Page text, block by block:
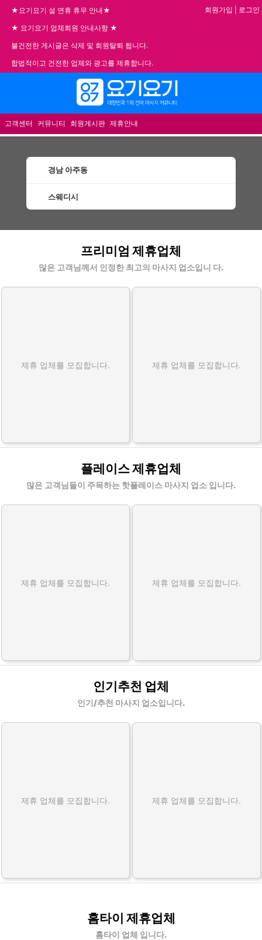
★요기요기 설 연휴 휴무 안내★
★ 요기요기 업체회원 안내사항 ★
불건전한 게시글은 삭제 및 회원탈퇴 됩니다.
합법적이고 건전한 업체와 광고를 제휴합니다.
회원가입 로그인
고객센터 커뮤니티 회원게시판 제휴안내
경남 아주동
스웨디시
프리미엄 제휴업체
많은 고객님께서 인정한 최고의 마사지 업소입니 다.
제휴 업체를 모집합니다. 제휴 업체를 모집합니다.
플레이스 제휴업체
많은 고객님들이 주목하는 핫플레이스 마사지 업소 입니다.
제휴 업체를 모집합니다. 제휴 업체를 모집합니다.
인기추천 업체
인기/추천 마사지 업소입니다.
제휴 업체를 모집합니다. 제휴 업체를 모집합니다.
홈타이 제휴업체
홈타이 업체 입니다.